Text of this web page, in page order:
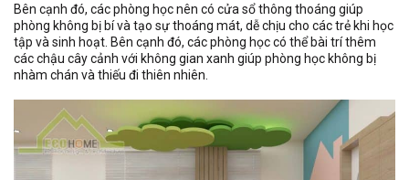
Bên cạnh đó, các phòng học nên có cửa sổ thông thoáng giúp
phòng không bị bí và tạo sự thoáng mát, dễ chịu cho các trẻ khi học
tập và sinh hoạt. Bên cạnh đó, các phòng học có thể bài trí thêm
các chậu cây cảnh với không gian xanh giúp phòng học không bị
nhàm chán và thiếu đi thiên nhiên.